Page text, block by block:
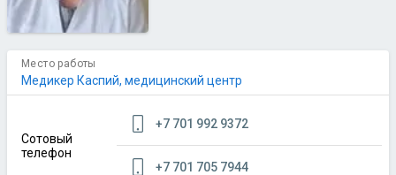
Место работы
Медикер Каспий, медицинский центр
Сотовый
телефон
+7 701 992 9372
+7 701 705 7944